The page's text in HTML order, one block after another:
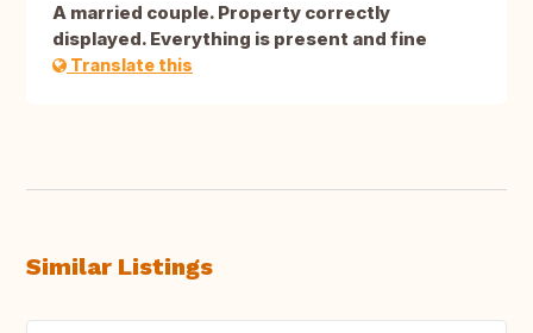
A married couple. Property correctly
displayed. Everything is present and fine
Translate this
Similar Listings